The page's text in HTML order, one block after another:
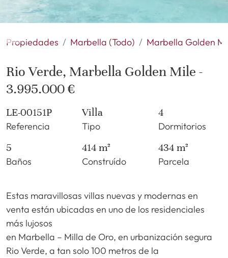
Propiedades Marbella (Todo) Marbella Golden
Rio Verde, Marbella Golden Mile -
3.995.000 €
LE-00151P
Referencia
Villa
Tipo
4
Dormitorios
5
Baños
414 m²
Construído
434 m²
Parcela
Estas maravillosas villas nuevas y modernas en
venta están ubicadas en uno de los residenciales
más lujosos
en Marbella – Milla de Oro, en urbanización segura
Rio Verde, a tan solo 100 metros de la